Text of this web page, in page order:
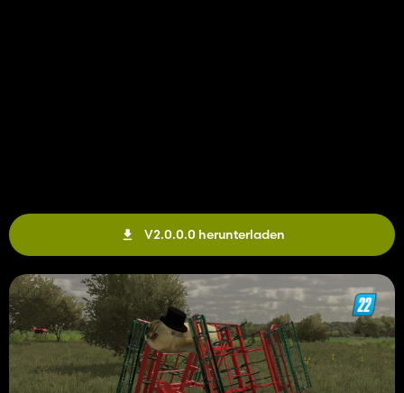
V2.0.0.0 herunterladen